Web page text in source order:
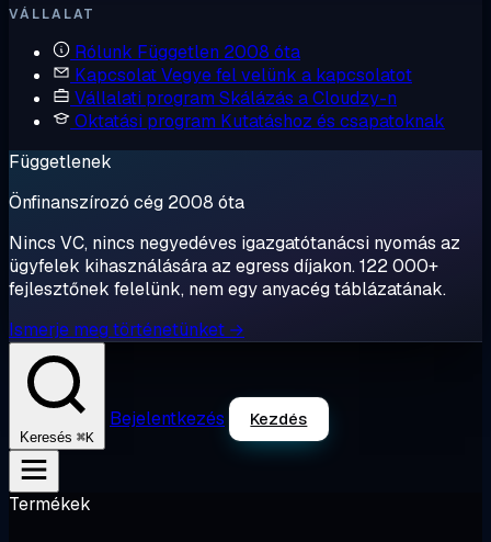
VÁLLALAT
Rólunk Független 2008 óta
KapcsolatVegye fel velünk a kapcsolatot
Vállalati program Skálázás a Cloudzy-n
Oktatási program Kutatáshoz és csapatoknak
Függetlenek
Önfinanszírozó cég 2008 óta
Nincs VC, nincs negyedéves igazgatótanácsi nyomás az
ügyfelek kihasználására az egress díjakon. 122 000+
fejlesztőnek felelünk, nem egy anyacég táblázatának.
Ismerje meg történetünket →
Keresés ⌘K
Bejelentkezés Kezdés
Termékek